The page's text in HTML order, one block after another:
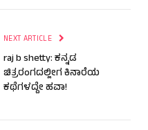
NEXT ARTICLE
raj b shetty: ಕನ್ನಡ
ಚಿತ್ರರಂಗದಲ್ಲೀಗ ಕಿನಾರೆಯ
ಕಥೆಗಳದ್ದೇ ಹವಾ!